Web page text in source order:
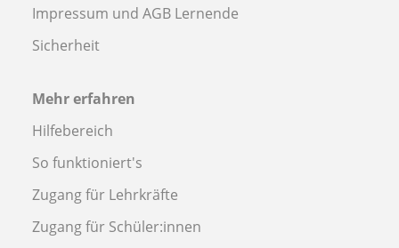
Impressum und AGB Lernende
Sicherheit
Mehr erfahren
Hilfebereich
So funktioniert's
Zugang für Lehrkräfte
Zugang für Schüler:innen